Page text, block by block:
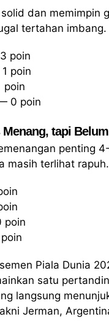
dan memimpin
tertahan imbang.
poin
poin
poin
0 poin
tapi
penting
masih terlihat rapuh.
poin
Piala Dunia
satu
langsung
Jerman,